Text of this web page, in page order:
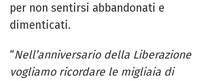
per non sentirsi abbandonati e
dimenticati.
“Nell’anniversario della Liberazione
vogliamo ricordare le migliaia di